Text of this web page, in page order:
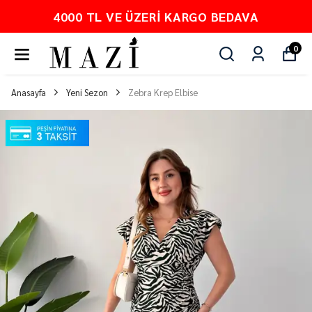
4000 TL VE ÜZERI KARGO BEDAVA
0
Anasayfa Yeni Sezon Zebra Krep Elbise